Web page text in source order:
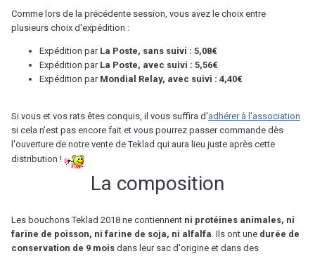
Comme lors de la précédente session, vous avez le choix entre
plusieurs choix d'expédition :
Expédition par La Poste, sans suivi : 5,08€
Expédition par La Poste, avec suivi : 5,56€
Expédition par Mondial Relay, avec suivi : 4,40€
Si vous et vos rats êtes conquis, il vous suffira d'adhérer à l'association
si cela n'est pas encore fait et vous pourrez passer commande dès
l'ouverture de notre vente de Teklad qui aura lieu juste après cette
distribution !
La composition
Les bouchons Teklad 2018 ne contiennent ni protéines animales, ni
farine de poisson, ni farine de soja, ni alfalfa. Ils ont une durée de
conservation de 9 mois dans leur sac d'origine et dans des